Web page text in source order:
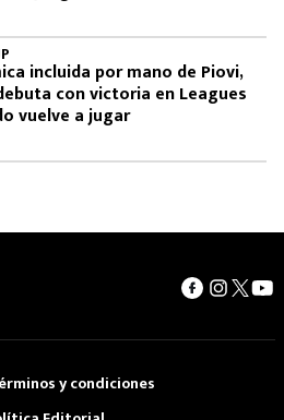
incluida por mano de Piovi,
con victoria en Leagues
vuelve a jugar
y condiciones